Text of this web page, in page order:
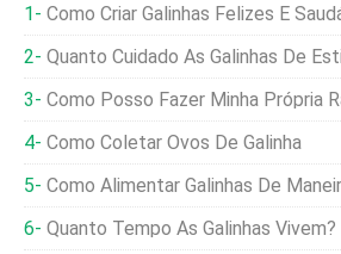
Como Criar Galinhas Felizes E
Quanto Cuidado As Galinhas De
Como Posso Fazer Minha Própria Ração Para
Como Coletar Ovos De Galinha
Como Alimentar Galinhas De
Quanto Tempo As Galinhas Vivem?